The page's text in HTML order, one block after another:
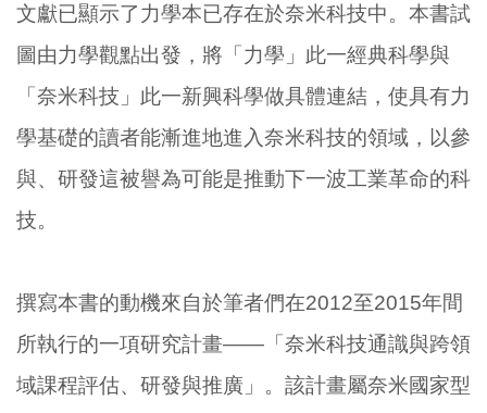
文獻已顯示了力學本已存在於奈米科技中。本書試
圖由力學觀點出發，將「力學」此一經典科學與
「奈米科技」此一新興科學做具體連結，使具有力
學基礎的讀者能漸進地進入奈米科技的領域，以參
與、研發這被譽為可能是推動下一波工業革命的科
技。
撰寫本書的動機來自於筆者們在2012至2015年間
所執行的一項研究計畫——「奈米科技通識與跨領
域課程評估、研發與推廣」。該計畫屬奈米國家型